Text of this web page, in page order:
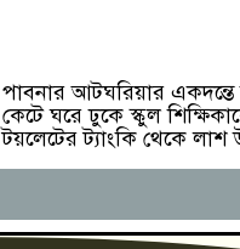
পাবনার আটঘরিয়ার একদন্তে
কেটে ঘরে ঢুকে স্কুল
টয়লেটের ট্যাংকি থেকে লাশ